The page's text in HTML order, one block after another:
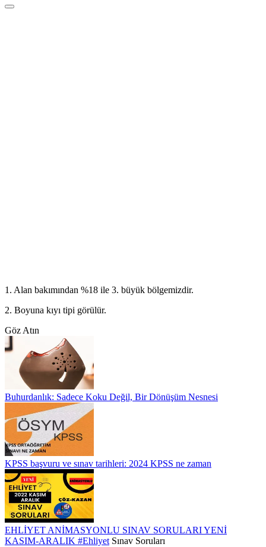
1. Alan bakımından %18 ile 3. büyük bölgemizdir.
2. Boyuna kıyı tipi görülür.
Göz Atın
Buhurdanlık: Sadece Koku Değil, Bir Dönüşüm Nesnesi
KPSS başvuru ve sınav tarihleri: 2024 KPSS ne zaman
EHLİYET ANİMASYONLU SINAV SORULARI YENİ
KASIM-ARALIK #Ehliyet Sınav Soruları